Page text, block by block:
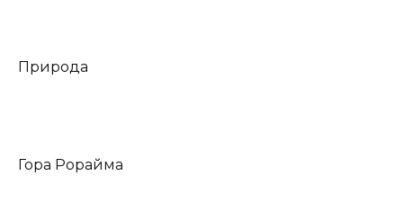
Природа
Гора Рорайма